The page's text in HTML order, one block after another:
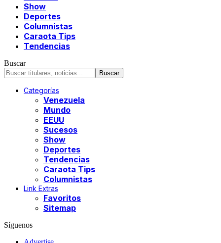
Show
Deportes
Columnistas
Caraota Tips
Tendencias
Buscar
Categorías
Venezuela
Mundo
EEUU
Sucesos
Show
Deportes
Tendencias
Caraota Tips
Columnistas
Link Extras
Favoritos
Sitemap
Síguenos